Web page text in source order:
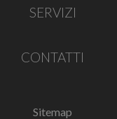
SERVIZI
CONTATTI
Sitemap